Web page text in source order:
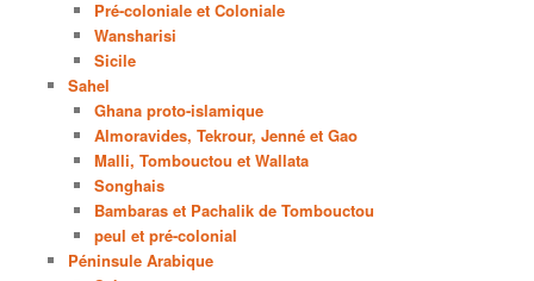
Pré-coloniale et Coloniale
Wansharisi
Sicile
Sahel
Ghana proto-islamique
Almoravides, Tekrour, Jenné et Gao
Malli, Tombouctou et Wallata
Songhais
Bambaras et Pachalik de Tombouctou
peul et pré-colonial
Péninsule Arabique